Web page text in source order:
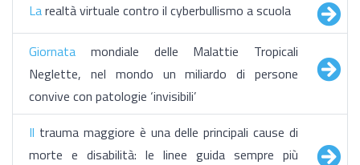
Larealtà virtuale contro il cyberbullismo a scuola
Giornata mondiale delle Malattie Tropicali
Neglette, nel mondo un miliardo di persone
convive con patologie ‘invisibili’
Il trauma maggiore è una delle principali cause di
morte e disabilità: le linee guida sempre più